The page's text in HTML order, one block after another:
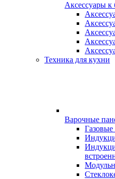
Аксессуары к
Техника для кухни
Варочные